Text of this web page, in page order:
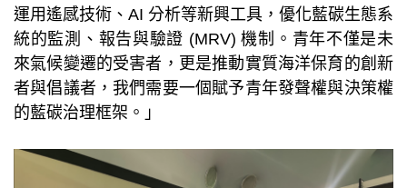
運用遙感技術、AI 分析等新興工具，優化藍碳生態系
統的監測、報告與驗證 (MRV) 機制。青年不僅是未
來氣候變遷的受害者，更是推動實質海洋保育的創新
者與倡議者，我們需要一個賦予青年發聲權與決策權
的藍碳治理框架。」